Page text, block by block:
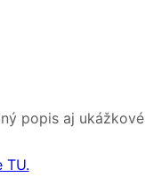
popis aj ukážkové
TU.